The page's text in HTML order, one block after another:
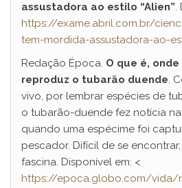
assustadora ao estilo “Alien”.
https://exame.abril.com.br/
tem-mordida-assustadora-ao-
Redação Época. O que é,
reproduz o tubarão duende.
vivo, por lembrar espécies de
o tubarão-duende fez notícia
quando uma espécime foi
pescador. Difícil de se
fascina. Disponível em: <
https://epoca.globo.com/